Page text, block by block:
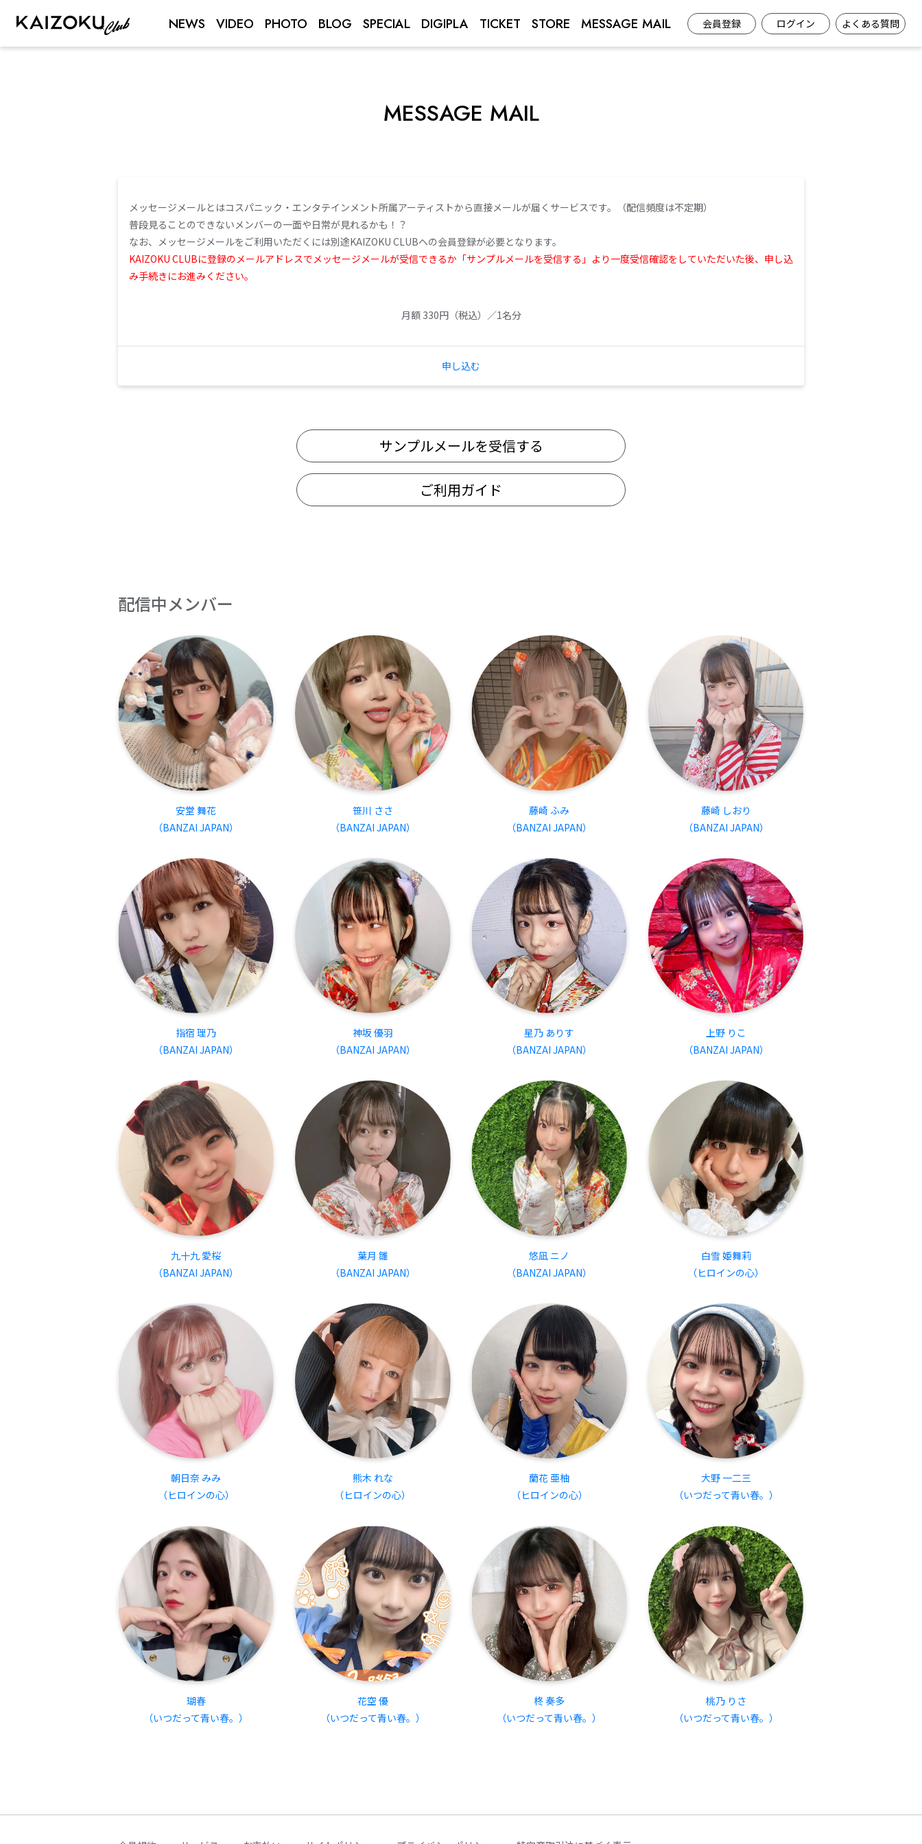
NEWS VIDEO PHOTO BLOG SPECIAL DIGIPLA TICKET STORE MESSAGE MAIL 会員登録 ログイン よくある質問
MESSAGE MAIL
メッセージメールとはコスパニック・エンタテインメント所属アーティストから直接メールが届くサービスです。（配信頻度は不定期）
普段見ることのできないメンバーの一面や日常が見れるかも！？
なお、メッセージメールをご利用いただくには別途KAIZOKU CLUBへの会員登録が必要となります。
KAIZOKU CLUBに登録のメールアドレスでメッセージメールが受信できるか「サンプルメールを受信する」より一度受信確認をしていただいた後、申し込
み手続きにお進みください。
月額 330円（税込）／1名分
申し込む
サンプルメールを受信する
ご利用ガイド
配信中メンバー
安堂 舞花
（BANZAI JAPAN）
笹川 ささ
（BANZAI JAPAN）
藤崎 ふみ
（BANZAI JAPAN）
藤崎 しおり
（BANZAI JAPAN）
指宿 理乃
（BANZAI JAPAN）
神坂 優羽
（BANZAI JAPAN）
星乃 ありす
（BANZAI JAPAN）
上野 りこ
（BANZAI JAPAN）
九十九 愛桜
（BANZAI JAPAN）
葉月 雛
（BANZAI JAPAN）
悠凪 ニノ
（BANZAI JAPAN）
白雪 姫舞莉
（ヒロインの心）
朝日奈 みみ
（ヒロインの心）
熊木 れな
（ヒロインの心）
蘭花 亜柚
（ヒロインの心）
大野 一二三
（いつだって青い春。）
瑚春
（いつだって青い春。）
花空 優
（いつだって青い春。）
柊 奏多
（いつだって青い春。）
桃乃 りさ
（いつだって青い春。）